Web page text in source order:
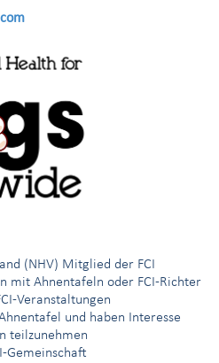
(NHV) Mitglied der FCI
mit Ahnentafeln oder FCI-Richter
Veranstaltungen
und haben Interesse
teilzunehmen
Gemeinschaft